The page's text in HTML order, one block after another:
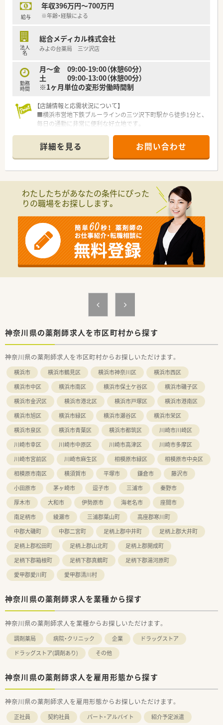
【想定される業務内容】
■内科、眼科、小児科の外来処方箋に関する調剤、監査、服薬指導
■居宅および施設への在宅訪問業務にも従事し、専門的なスキル
を身につけられます。
■地域の医療機関と連携し、かかりつけ薬剤師として患者様の健
給与
年収396万円～700万円
※年齢・経験による
法人
名
総合メディカル株式会社
みよの台薬局 三ツ沢店
勤務
時間
月～金 09:00-19:00（休憩60分）
土 09:00-13:00（休憩00分）
※1ヶ月単位の変形労働時間制
【店舗情報と応需状況について】
■横浜市営地下鉄ブルーラインの三ツ沢下町駅から徒歩1分と、
毎日の通勤に非常に便利な好立地です。
1日平均120枚を応需しています。
■薬剤師5名と事務4名の充実した人員体制で連携し、外来と在
宅業務をバランスよく行っています。
■欠員補充に伴う緊急募集を行っており、調剤経験が2年以上あ
る即戦力となる方を歓迎しています。
■在宅医療の需要増加に対応するため、訪問業務や緩和ケアに興
味を持ち意欲的に取り組める方を求めています。
■チームワークを重視し、患者様やスタッフと円滑なコミュニケ
ーションが取れる方を採用したい意向です。
【法人特徴について】
■業界大手の総合メディカルグループに属しており、安定した経
営基盤と透明性の高い運営体制が魅力です。
■首都圏を中心に店舗をドミナント展開しており、転居を伴う異
■創業以来、在宅医療のパイオニアとして地域医療への貢献を掲
げ、質の高い医療サービスを提供しています。
詳細を見る お問い合わせ
わたしたちがあなたの条件にぴった
りの職場をお探しします。
神奈川県の薬剤師求人を市区町村から探す
神奈川県の薬剤師求人を市区町村からお探しいただけます。
横浜市 横浜市鶴見区 横浜市神奈川区
横浜市西区
横浜市中区
横浜市南区 横浜市保土ケ谷区
横浜市磯子区
横浜市金沢区
横浜市港北区 横浜市戸塚区
横浜市港南区
横浜市旭区
横浜市緑区 横浜市瀬谷区
横浜市栄区
横浜市泉区
横浜市青葉区 横浜市都筑区
川崎市川崎区
川崎市幸区
川崎市中原区 川崎市高津区
川崎市多摩区
川崎市宮前区
川崎市麻生区 相模原市緑区
相模原市中央区
相模原市南区
横須賀市 平塚市 鎌倉市
藤沢市
小田原市
茅ヶ崎市 逗子市 三浦市
秦野市
厚木市
大和市 伊勢原市 海老名市
座間市
南足柄市
綾瀬市 三浦郡葉山町
高座郡寒川町
中郡大磯町
中郡二宮町 足柄上郡中井町
足柄上郡大井町
足柄上郡松田町
足柄上郡山北町
足柄上郡開成町
足柄下郡箱根町
足柄下郡真鶴町
足柄下郡湯河原町
愛甲郡愛川町
愛甲郡清川村
神奈川県の薬剤師求人を業種から探す
神奈川県の薬剤師求人を業種からお探しいただけます。
調剤薬局 病院・クリニック 企業
ドラッグストア
ドラッグストア(調剤あり)
その他
神奈川県の薬剤師求人を雇用形態から探す
神奈川県の薬剤師求人を雇用形態からお探しいただけます。
正社員 契約社員 パート・アルバイト 紹介予定派遣